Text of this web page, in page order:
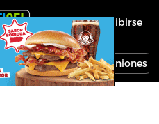
Inscribirse
Economía Opiniones